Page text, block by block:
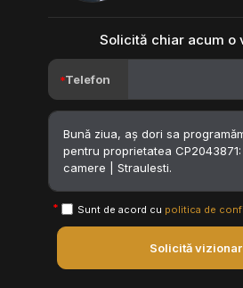
Solicită chiar acum o
Telefon
Sunt de acord cu politica de
Solicită